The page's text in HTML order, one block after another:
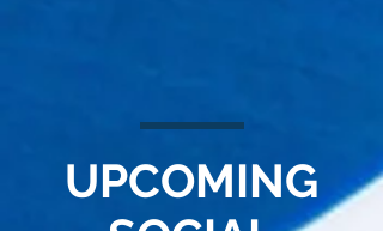
UPCOMING